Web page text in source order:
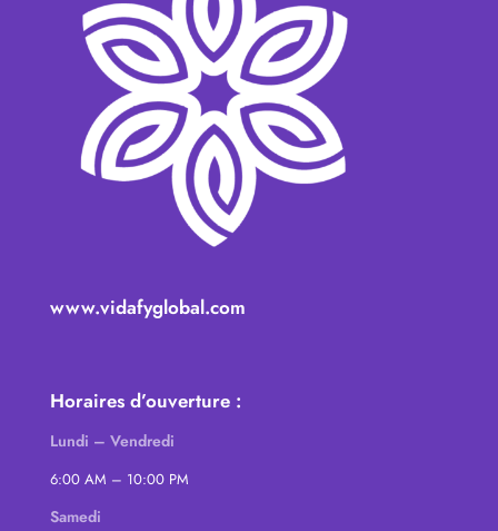
www.vidafyglobal.com
Horaires d’ouverture :
Lundi – Vendredi
6:00 AM – 10:00 PM
Samedi